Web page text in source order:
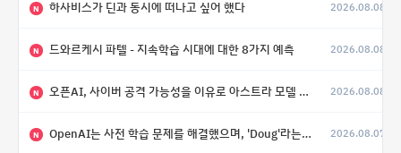
N 하사비스가 딘과 동시에 떠나고 싶어 했다 2026.08.08
N 드와르케시 파텔 - 지속학습 시대에 대한 8가지 예측 2026.08.08
N 오픈AI, 사이버 공격 가능성을 이유로 아스트라 모델 출시 연기 2026.08.08
N OpenAI는 사전 학습 문제를 해결했으며, 'Doug'라는 코드명을 가진 훨씬 더 큰 모델을 활발히 개발 중 2026.08.07